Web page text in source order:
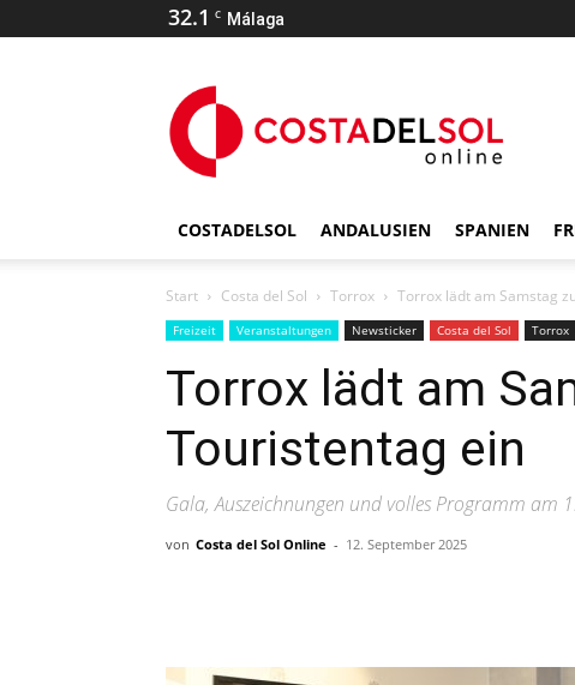
32.1 C Málaga
COSTADELSOL ANDALUSIEN SPANIEN
Start Costa del Sol Torrox Torrox lädt am Samstag
Freizeit Veranstaltungen Newsticker Costa del Sol Torrox
Torrox lädt am
Touristentag ein
Gala, Auszeichnungen und volles Programm am
von Costa del Sol Online - 12. September 2025